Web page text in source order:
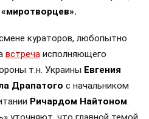
кураторов, любопытно
встреча исполняющего
т.н. Украины Евгения
Драпатого с начальником
Ричардом Найтоном.